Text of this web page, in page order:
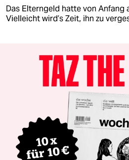
Das Elterngeld hatte von Anfang
Vielleicht wird’s Zeit, ihn zu